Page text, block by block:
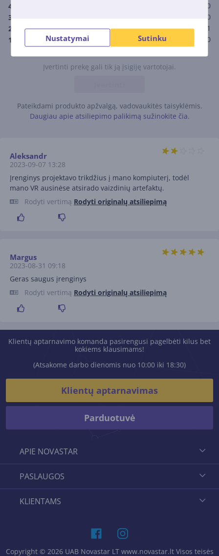
Nustatymai Sutinku
4
0
3
0
2
1
1
0
Įvertinti prekę gali tik ją įsigiję vartotojai.
Pateikdami produkto apžvalgą, vadovaukitės taisyklėmis.
Daugiau apie atsiliepimo palikimą sužinokite čia.
Aleksandr
2023-09-07 13:28
Įrenginys projektavo trikdžius į mano kompiuterį, todėl
mano VR ausinėse atsirado vaizdinių artefaktų.
Rodyti vertimą Rodyti originalų atsiliepimą
Margus
2023-08-31 09:18
Geras saugus įrenginys
Rodyti vertimą Rodyti originalų atsiliepimą
APIE NOVASTAR
PASLAUGOS
KLIENTAMS
Klientų aptarnavimo komanda pasirengusi pagelbėti kilus bet
kokiems klausimams!
(Atsakome darbo dienomis nuo 10:00 iki 18:30)
Klientų aptarnavimas
Parduotuvė
Copyright © 2026 UAB Novastar LT www.novastar.lt Visos teisės